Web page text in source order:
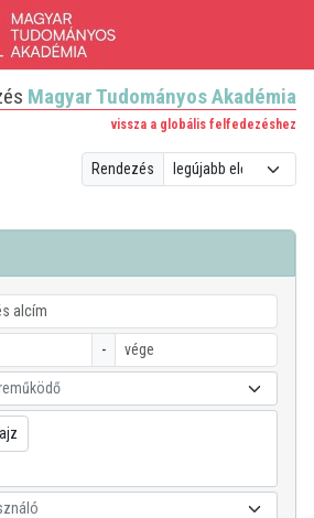
Tartalom kihagyása
Magyar Tudományos Akadémia
vissza a globális felfedezéshez
Rendezés
-